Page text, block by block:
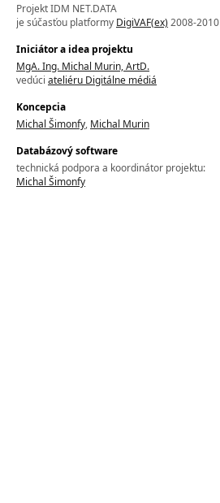
Projekt IDM NET.DATA
je súčasťou platformy DigiVAF(ex)2008-2010
Iniciátor a idea projektu
MgA. Ing. Michal Murin, ArtD.
vedúci ateliéru Digitálne médiá
Koncepcia
Michal Šimonfy, Michal Murin
Databázový software
technická podpora a koordinátor projektu:
Michal Šimonfy